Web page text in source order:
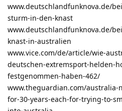
www.deutschlandfunknova.de/
sturm-in-den-knast
www.deutschlandfunknova.de/
knast-in-australien
www.vice.com/de/article/wie-
deutschen-extremsport-helden-
festgenommen-haben-462/
www.theguardian.com/australia-
for-30-years-each-for-trying-to-